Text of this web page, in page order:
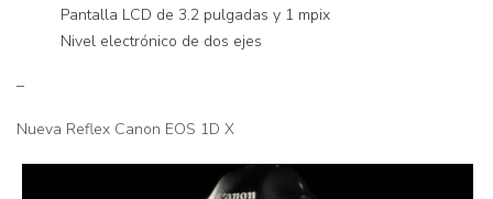
Pantalla LCD de 3.2 pulgadas y 1 mpix
Nivel electrónico de dos ejes
–
Nueva Reflex Canon EOS 1D X